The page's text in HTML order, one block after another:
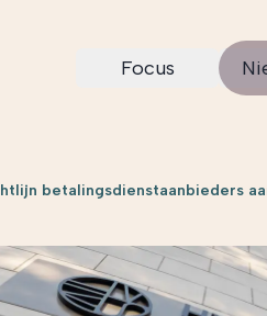
Focus
betalingsdienstaanbieders